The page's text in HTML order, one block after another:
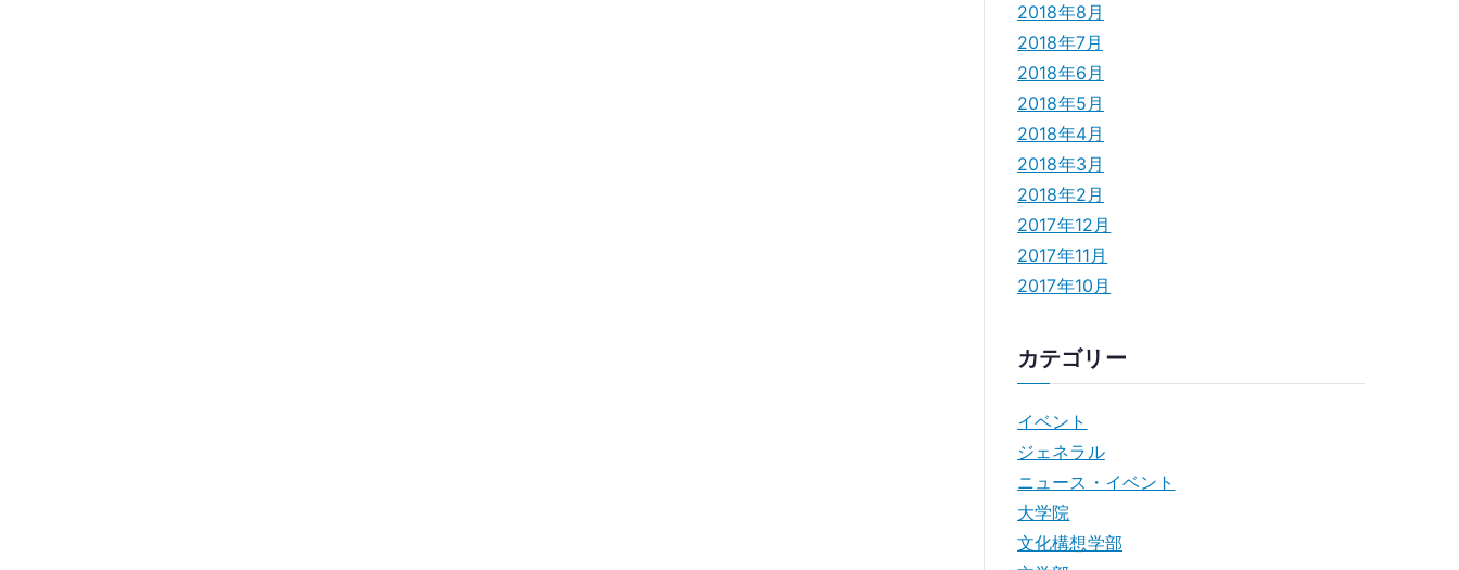
2018年8月
2018年7月
2018年6月
2018年5月
2018年4月
2018年3月
2018年2月
2017年12月
2017年11月
2017年10月
カテゴリー
イベント
ジェネラル
ニュース・イベント
大学院
文化構想学部